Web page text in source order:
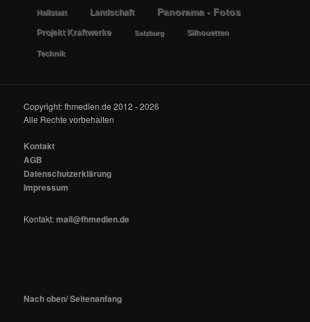
Hallstatt Landschaft Panorama - Fotos
Projekt Kraftwerke Salzburg Silhouetten
Technik
Copyright: fhmedien.de 2012 - 2026
Alle Rechte vorbehalten
Kontakt
AGB
Datenschutzerklärung
Impressum
Kontakt:mail@fhmedien.de
Nach oben/ Seitenanfang